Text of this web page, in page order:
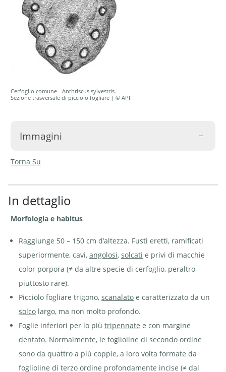
Cerfoglio comune - Anthriscus sylvestris.
Sezione trasversale di picciolo fogliare | © APF
Immagini
Prato a erba mazzolina
dominato da cerfoglio
comune - Anthriscus
A. Krebs
Cerfoglio
comune -
Anthriscus
sylvestris.
Foglia
composta
| ©
Cerfoglio
comune -
Anthriscus
sylvestris.
Radice
fittonante
affiancata
plantule
da gemme
Cotica erbosa
sovraconcimata e
caratterizzata dall’eccessiva
presenza di cerfoglio
comune - Anthriscus
sylvestris | © e-pics A.
Krebs
Torna Su
In dettaglio
Morfologia e habitus
Raggiunge 50 – 150 cm d’altezza. Fusti eretti, ramificati
superiormente, cavi, angolosi, solcati e privi di macchie
color porpora (≠ da altre specie di cerfoglio, peraltro
piuttosto rare).
Picciolo fogliare trigono, scanalato e caratterizzato da un
solco largo, ma non molto profondo.
Foglie inferiori per lo più tripennate e con margine
dentato. Normalmente, le foglioline di secondo ordine
sono da quattro a più coppie, a loro volta formate da
foglioline di terzo ordine profondamente incise (≠ dal